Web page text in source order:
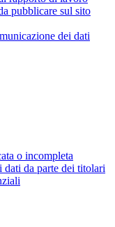
pubblicare sul sito
dei dati
o incompleta
dati da parte dei titolari